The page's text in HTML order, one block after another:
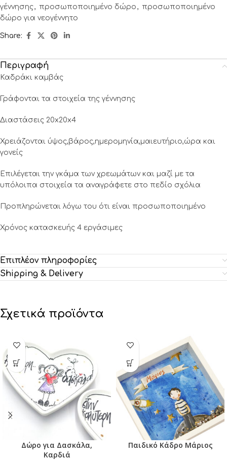
γέννησης, προσωποποιημένο δώρο , προσωποποιημένο
δώρο για νεογέννητο
Share:
Περιγραφή
Καδράκι καμβάς
Γράφονται τα στοιχεία της γέννησης
Διαστάσεις 20x20x4
Χρειάζονται ύψος,βάρος,ημερομηνία,μαιευτήριο,ώρα και
γονείς
Επιλέγεται την γκάμα των χρεωμάτων και μαζί με τα
υπόλοιπα στοιχεία τα αναγράφετε στο πεδίο σχόλια
Προπληρώνεται λόγω του ότι είναι προσωποποιημένο
Χρόνος κατασκευής 4 εργάσιμες
Επιπλέον πληροφορίες
Shipping & Delivery
Σχετικά προϊόντα
Δώρο για Δασκάλα,
Καρδιά
Παιδικό Κάδρο Μάριος